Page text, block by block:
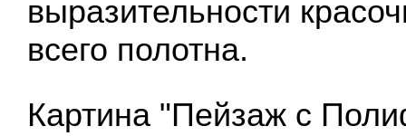
выразительности
всего полотна.
Картина "Пейзаж с